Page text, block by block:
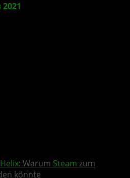
2021
: Warum Steam zum
könnte